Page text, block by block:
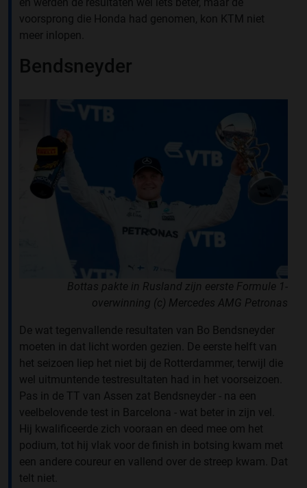
en werden de resultaten wel iets beter, maar de
voorsprong die Honda had genomen, kon KTM niet
meer inlopen.
Bendsneyder
Bottas pakte in Rusland zijn eerste Formule 1-
overwinning (c) Mercedes AMG Petronas
De wat tegenvallende resultaten van Bo Bendsneyder
moeten in dat licht worden gezien. De eerste helft van
het seizoen liep het niet bij de Rotterdammer, terwijl die
wel uitmuntende testresultaten had in het voorseizoen.
Pas in de TT van Assen zat Bendsneyder - na een
veelbelovende test in Barcelona - wat beter in zijn vel.
Hij kwalificeerde zich vooraan en deed mee om het
podium, tot hij vlak voor de finish in botsing kwam met
een andere coureur en vallend over de streep kwam. Dat
telt niet.